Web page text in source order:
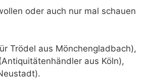
oder auch nur mal schauen
Trödel aus Mönchengladbach),
aus Köln),